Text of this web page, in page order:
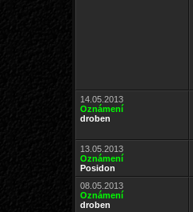
14.05.2013
Oznámení
droben
13.05.2013
Oznámení
Posidon
08.05.2013
Oznámení
droben